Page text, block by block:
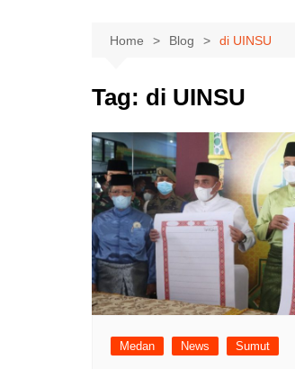
Home Blog di UINSU
Tag: di UINSU
Medan News Sumut